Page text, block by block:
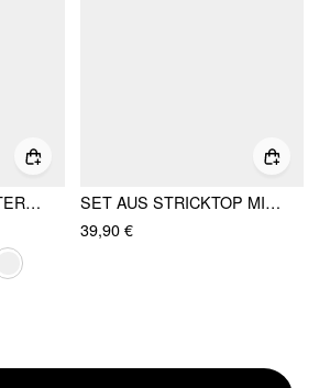
BAUMWOLLMIX HALTERNECK-TOP MIT COWLNECK, POLKA-DOTS, RAFFUNG
SET AUS STRICKTOP MIT ASYMMETRISCHEM HALS UND GERADEN STRICKHOSEN
39,90 €